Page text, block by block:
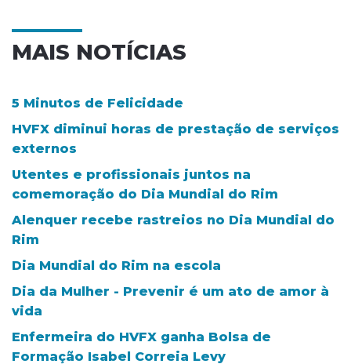
MAIS NOTÍCIAS
5 Minutos de Felicidade
HVFX diminui horas de prestação de serviços
externos
Utentes e profissionais juntos na
comemoração do Dia Mundial do Rim
Alenquer recebe rastreios no Dia Mundial do
Rim
Dia Mundial do Rim na escola
Dia da Mulher - Prevenir é um ato de amor à
vida
Enfermeira do HVFX ganha Bolsa de
Formação Isabel Correia Levy